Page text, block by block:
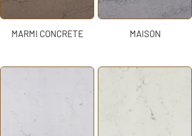
MARMI CONCRETE MAISON